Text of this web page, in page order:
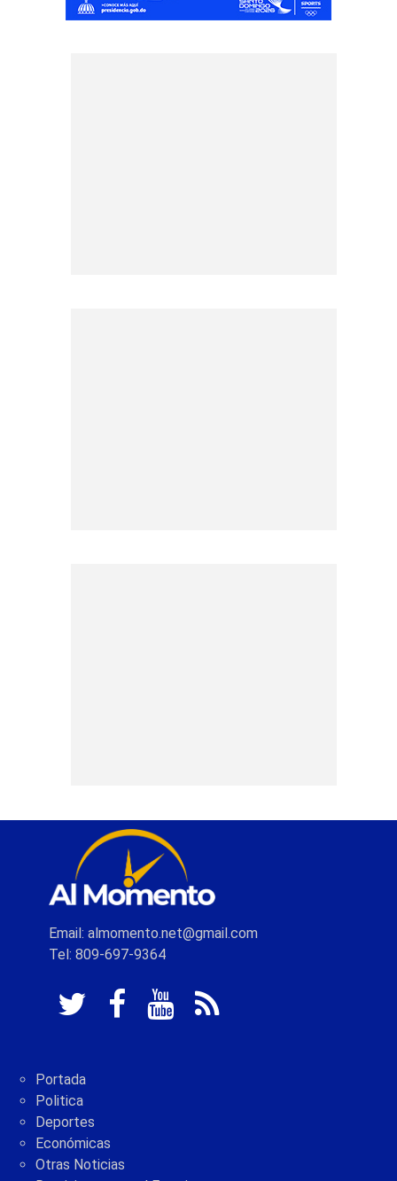
Email: almomento.net@gmail.com
Tel: 809-697-9364
Portada
Politica
Deportes
Económicas
Otras Noticias